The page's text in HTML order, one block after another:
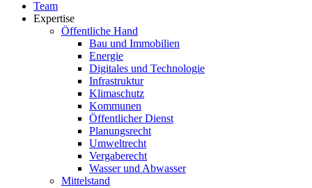
Team
Expertise
Öffentliche Hand
Bau und Immobilien
Energie
Digitales und Technologie
Infrastruktur
Klimaschutz
Kommunen
Öffentlicher Dienst
Planungsrecht
Umweltrecht
Vergaberecht
Wasser und Abwasser
Mittelstand